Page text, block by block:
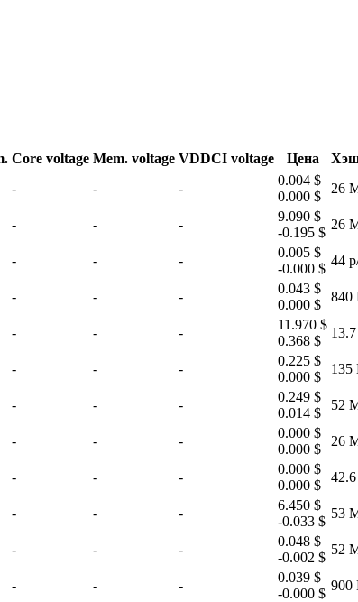
Core voltage Mem. voltage VDDCI voltage Цена
- - -
0.004 $
0.000 $
26
- - -
9.090 $
-0.195 $
26
- - -
0.005 $
-0.000 $
44
- - -
0.043 $
0.000 $
840
- - -
11.970 $
0.368 $
- - -
0.225 $
0.000 $
135
- - -
0.249 $
0.014 $
52
- - -
0.000 $
0.000 $
26
- - -
0.000 $
0.000 $
- - -
6.450 $
-0.033 $
53
- - -
0.048 $
-0.002 $
52
- - -
0.039 $
-0.000 $
900